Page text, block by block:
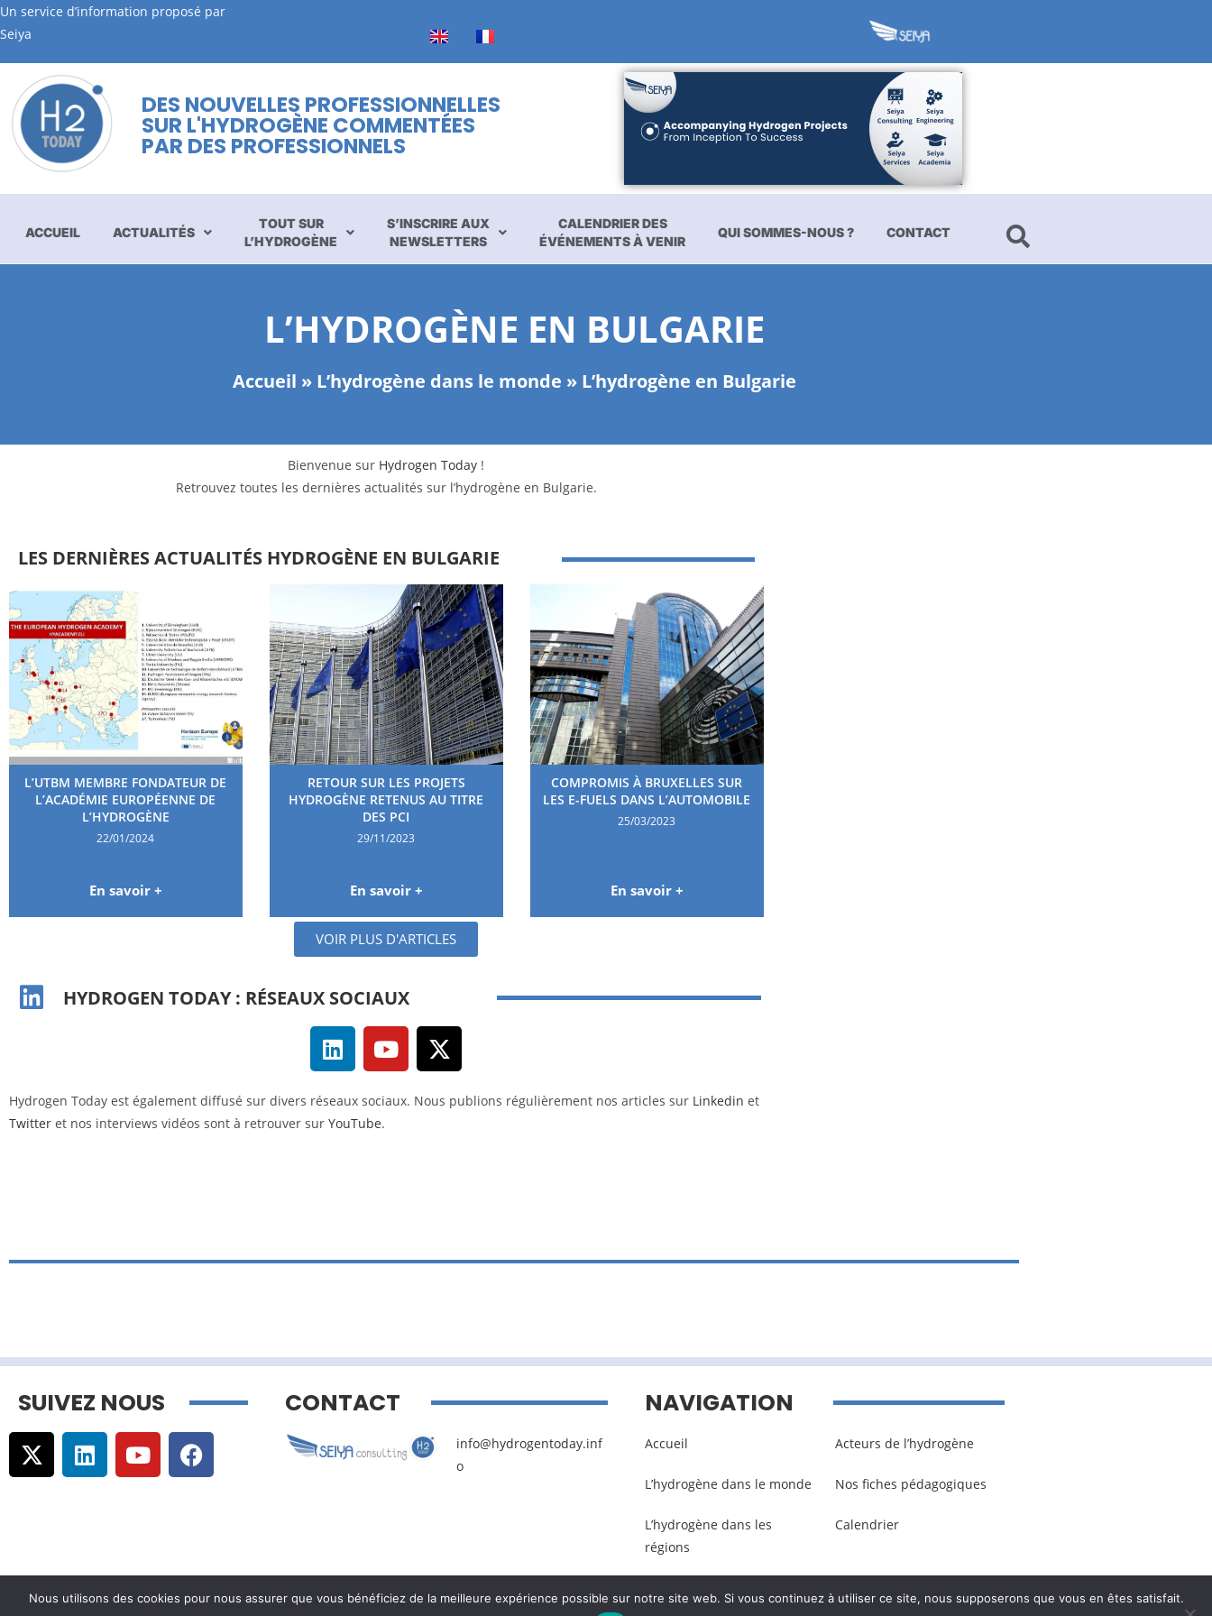
Un service d’information proposé par
Seiya
DES NOUVELLES PROFESSIONNELLES
SUR L'HYDROGÈNE COMMENTÉES
PAR DES PROFESSIONNELS
ACCUEIL ACTUALITÉS
TOUT SUR
L’HYDROGÈNE
S’INSCRIRE AUX
NEWSLETTERS
CALENDRIER DES
ÉVÉNEMENTS À VENIR
QUI SOMMES-NOUS ? CONTACT
L’HYDROGÈNE EN BULGARIE
Accueil » L’hydrogène dans le monde » L’hydrogène en Bulgarie
Bienvenue sur Hydrogen Today !
Retrouvez toutes les dernières actualités sur l’hydrogène en Bulgarie.
LES DERNIÈRES ACTUALITÉS HYDROGÈNE EN BULGARIE
L’UTBM MEMBRE FONDATEUR DE
L’ACADÉMIE EUROPÉENNE DE
L’HYDROGÈNE
22/01/2024
En savoir +
RETOUR SUR LES PROJETS
HYDROGÈNE RETENUS AU TITRE
DES PCI
29/11/2023
En savoir +
COMPROMIS À BRUXELLES SUR
LES E-FUELS DANS L’AUTOMOBILE
25/03/2023
En savoir +
VOIR PLUS D'ARTICLES
HYDROGEN TODAY : RÉSEAUX SOCIAUX
Hydrogen Today est également diffusé sur divers réseaux sociaux. Nous publions régulièrement nos articles sur Linkedin et
Twitter et nos interviews vidéos sont à retrouver sur YouTube.
SUIVEZ NOUS CONTACT
info@hydrogentoday.inf
o
NAVIGATION
Accueil
L’hydrogène dans le monde
L’hydrogène dans les
régions
Acteurs de l’hydrogène
Nos fiches pédagogiques
Calendrier
Nous utilisons des cookies pour nous assurer que vous bénéficiez de la meilleure expérience possible sur notre site web. Si vous continuez à utiliser ce site, nous supposerons que vous en êtes satisfait.